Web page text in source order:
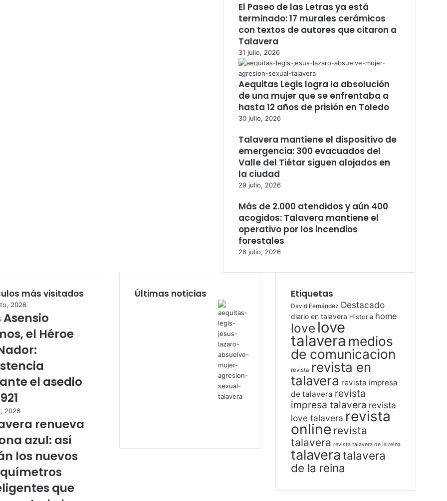
El Paseo de las Letras ya está
terminado: 17 murales cerámicos
con textos de autores que citaron a
Talavera
31 julio, 2026
Aequitas Legis logra la absolución
de una mujer que se enfrentaba a
hasta 12 años de prisión en Toledo
30 julio, 2026
Talavera mantiene el dispositivo de
emergencia: 300 evacuados del
Valle del Tiétar siguen alojados en
la ciudad
29 julio, 2026
Más de 2.000 atendidos y aún 400
acogidos: Talavera mantiene el
operativo por los incendios
forestales
28 julio, 2026
más visitados
2026
Asensio
el Héroe
el asedio
2026
renueva
azul: así
los nuevos
que
Últimas noticias Etiquetas
David Fernández Destacado
diario en talavera Historia home
love love
talavera medios
de comunicacion
revista revista en
talavera revista impresa
de talavera revista
impresa talavera revista
love talavera revista
online revista
talavera revista talavera de la reina
talaveratalavera
de la reina